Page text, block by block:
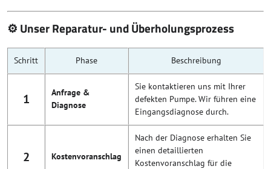
⚙️ Unser Reparatur- und Überholungsprozess
Schritt Phase Beschreibung
1
Anfrage &
Diagnose
Sie kontaktieren uns mit Ihrer
defekten Pumpe. Wir führen eine
Eingangsdiagnose durch.
2 Kostenvoranschlag
Nach der Diagnose erhalten Sie
einen detaillierten
Kostenvoranschlag für die